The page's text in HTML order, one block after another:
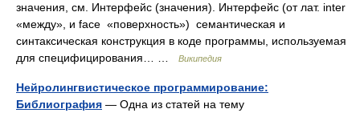
значения, см. Интерфейс (значения). Интерфейс (от лат. inter
«между», и face «поверхность») семантическая и
синтаксическая конструкция в коде программы, используемая
для специфицирования… …
Википедия
Нейролингвистическое программирование:
Библиография — Одна из статей на тему